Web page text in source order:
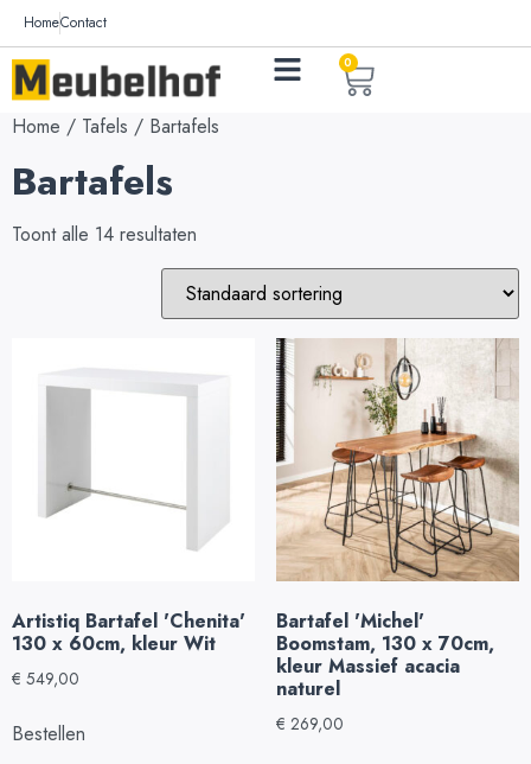
HomeContact
0
Home / Tafels / Bartafels
Bartafels
Toont alle 14 resultaten
Artistiq Bartafel 'Chenita'
130 x 60cm, kleur Wit
€ 549,00
Bestellen
Bartafel 'Michel'
Boomstam, 130 x 70cm,
kleur Massief acacia
naturel
€ 269,00